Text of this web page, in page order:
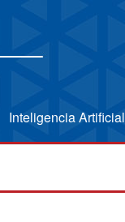
Inteligencia Artificial